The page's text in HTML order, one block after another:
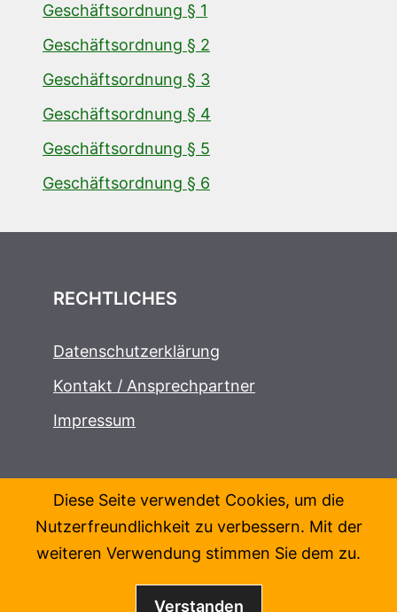
Geschäftsordnung § 1
Geschäftsordnung § 2
Geschäftsordnung § 3
Geschäftsordnung § 4
Geschäftsordnung § 5
Geschäftsordnung § 6
RECHTLICHES
Datenschutzerklärung
Kontakt / Ansprechpartner
Impressum
Diese Seite verwendet Cookies, um die
Nutzerfreundlichkeit zu verbessern. Mit der
weiteren Verwendung stimmen Sie dem zu.
Verstanden